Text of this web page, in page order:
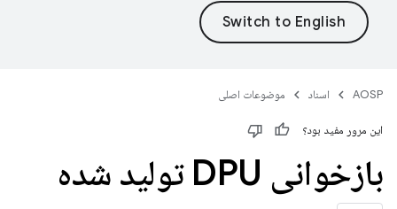
AOSP اسناد موضوعات اصلی
این مرور مفید بود؟
بازخوانی DPU تولید شده